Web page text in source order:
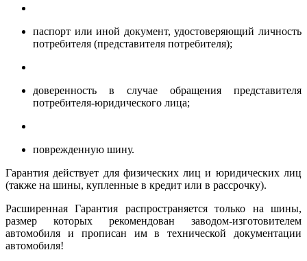
паспорт или иной документ, удостоверяющий личность
потребителя (представителя потребителя);
доверенность в случае обращения представителя
потребителя-юридического лица;
поврежденную шину.
Гарантия действует для физических лиц и юридических лиц
(также на шины, купленные в кредит или в рассрочку).
Расширенная Гарантия распространяется только на шины,
размер которых рекомендован заводом-изготовителем
автомобиля и прописан им в технической документации
автомобиля!